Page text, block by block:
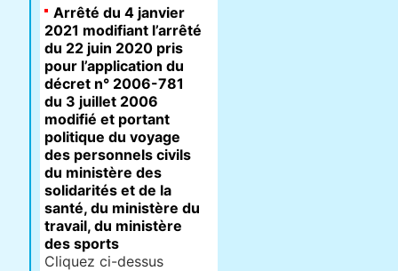
Arrêté du 4 janvier
2021 modifiant l’arrêté
du 22 juin 2020 pris
pour l’application du
décret n° 2006-781
du 3 juillet 2006
modifié et portant
politique du voyage
des personnels civils
du ministère des
solidarités et de la
santé, du ministère du
travail, du ministère
des sports
Cliquez ci-dessus